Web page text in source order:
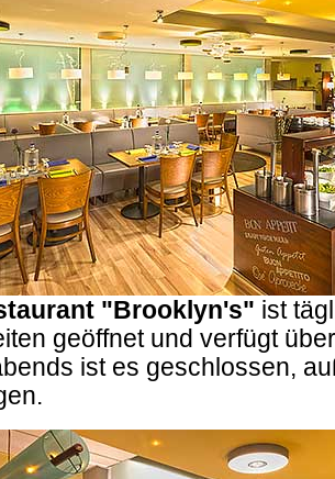
"Brooklyn's" ist
geöffnet und verfügt
ist es geschlossen,